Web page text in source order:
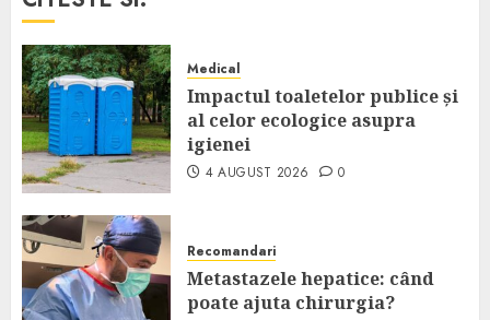
Medical
Impactul toaletelor publice și
al celor ecologice asupra
igienei
4 AUGUST 2026 0
Recomandari
Metastazele hepatice: când
poate ajuta chirurgia?